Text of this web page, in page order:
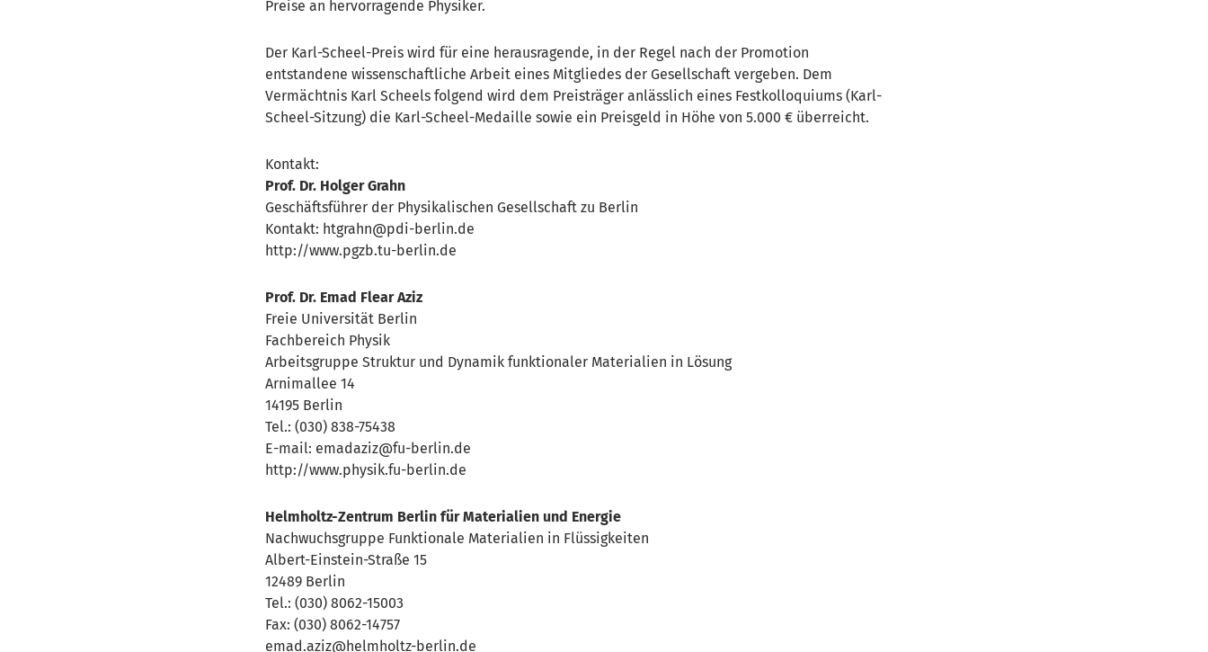
Preise an hervorragende Physiker.
Der Karl-Scheel-Preis wird für eine herausragende, in der Regel nach der Promotion
entstandene wissenschaftliche Arbeit eines Mitgliedes der Gesellschaft vergeben. Dem
Vermächtnis Karl Scheels folgend wird dem Preisträger anlässlich eines Festkolloquiums (Karl-
Scheel-Sitzung) die Karl-Scheel-Medaille sowie ein Preisgeld in Höhe von 5.000 € überreicht.
Kontakt:
Prof. Dr. Holger Grahn
Geschäftsführer der Physikalischen Gesellschaft zu Berlin
Kontakt: htgrahn@pdi-berlin.de
http://www.pgzb.tu-berlin.de
Prof. Dr. Emad Flear Aziz
Freie Universität Berlin
Fachbereich Physik
Arbeitsgruppe Struktur und Dynamik funktionaler Materialien in Lösung
Arnimallee 14
14195 Berlin
Tel.: (030) 838-75438
E-mail: emadaziz@fu-berlin.de
http://www.physik.fu-berlin.de
Helmholtz-Zentrum Berlin für Materialien und Energie
Nachwuchsgruppe Funktionale Materialien in Flüssigkeiten
Albert-Einstein-Straße 15
12489 Berlin
Tel.: (030) 8062-15003
Fax: (030) 8062-14757
emad.aziz@helmholtz-berlin.de